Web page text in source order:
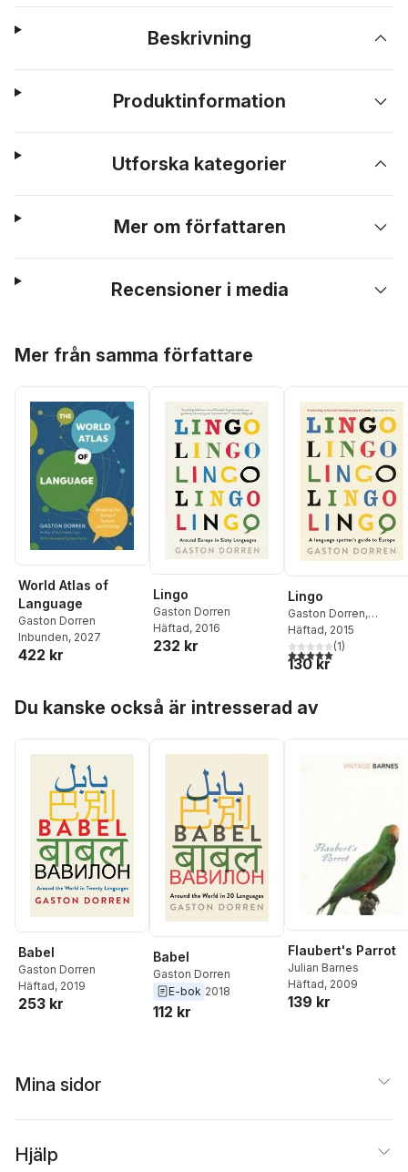
Beskrivning
Produktinformation
Utforska kategorier
Mer om författaren
Recensioner i media
Mer från samma författare
World Atlas of
Language
Gaston Dorren
Inbunden, 2027
422 kr
Lingo
Gaston Dorren
Häftad, 2016
232 kr
Lingo
Gaston Dorren,
Jonathan Buckley
Häftad, 2015
5,0utav 5 stjärnor.
(1)
130 kr
Du kanske också är intresserad av
Babel
Gaston Dorren
Häftad, 2019
253 kr
Babel
Gaston Dorren
E-bok 2018
112 kr
Flaubert's Parrot
Julian Barnes
Häftad, 2009
139 kr
Mina sidor
Hjälp